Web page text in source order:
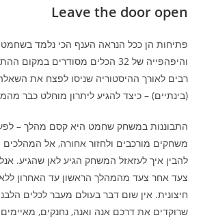
Leave the door open
פתיחות הן ככל הנראה הענף הכי נלמד
והיפהפייה של 32 הכלים מסודרים
רבים לאורך ההיסטוריה שניסו לפצח את
(בינתיים) – כיצד להגיע ליתרון מוחלט כבר
התבוננות במשחק שחמט היא קסם מהלך –
משחקים מורכבים ולחזור אחורה, אל המהלכים
להבין איך לעזאזל המשחק הגיע לאן שהגיע.
צעד אחר צעד מהמהלך הראשון עד האחרון
חיצונית. אין שום דבר בעולם מעבר לכלים
שרוקדים את דרכם אנה ואנה, נחנקים,